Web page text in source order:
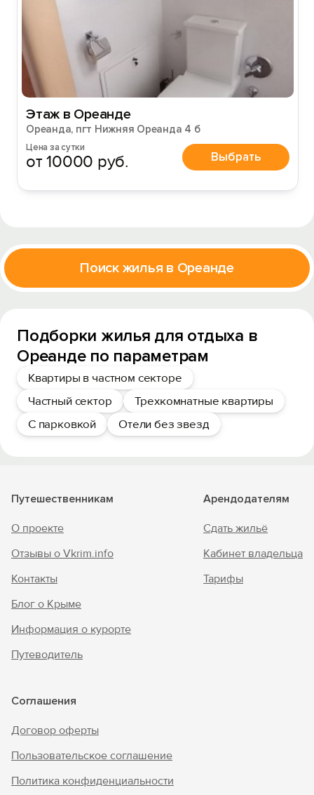
Этаж в Ореанде
Ореанда, пгт Нижняя Ореанда 4 б
Цена за сутки
от 10000 руб. Выбрать
Поиск жилья в Ореанде
Подборки жилья для отдыха в
Ореанде по параметрам
Квартиры в частном секторе
Частный сектор
Трехкомнатные квартиры
С парковкой
Отели без звезд
Путешественникам
О проекте
Отзывы о Vkrim.info
Контакты
Блог о Крыме
Информация о курорте
Путеводитель
Арендодателям
Сдать жильё
Кабинет владельца
Тарифы
Соглашения
Договор оферты
Пользовательское соглашение
Политика конфиденциальности